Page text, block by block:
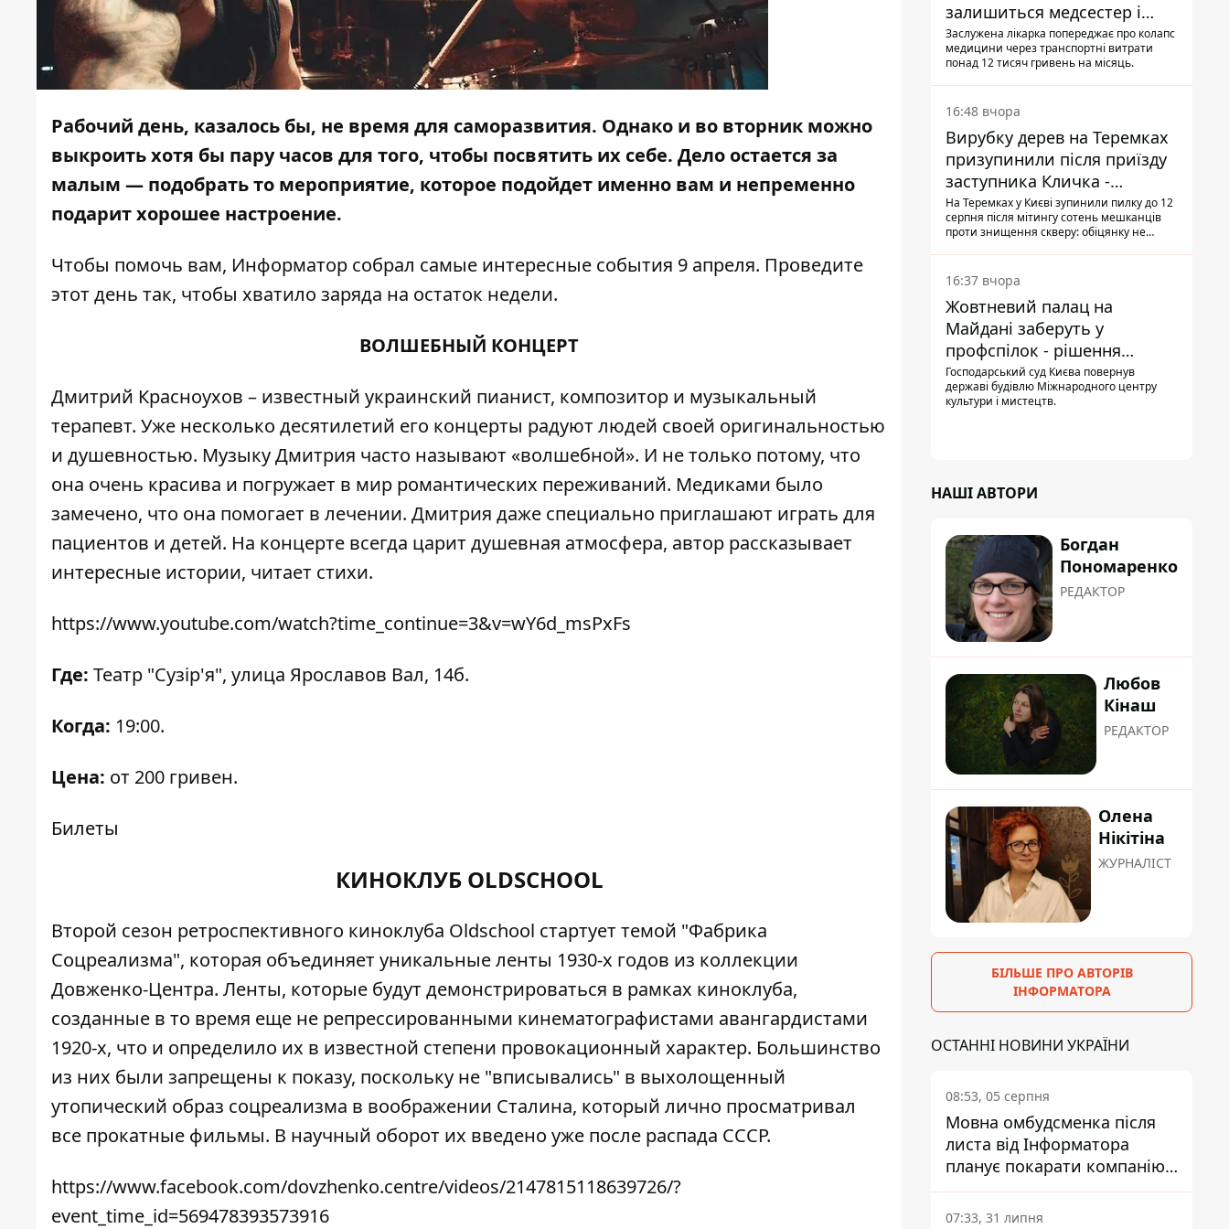
Рабочий день, казалось бы, не время для саморазвития. Однако и во вторник можно
выкроить хотя бы пару часов для того, чтобы посвятить их себе. Дело остается за
малым — подобрать то мероприятие, которое подойдет именно вам и непременно
подарит хорошее настроение.
Чтобы помочь вам, Информатор собрал самые интересные события 9 апреля. Проведите
этот день так, чтобы хватило заряда на остаток недели.
ВОЛШЕБНЫЙ КОНЦЕРТ
Дмитрий Красноухов – известный украинский пианист, композитор и музыкальный
терапевт. Уже несколько десятилетий его концерты радуют людей своей оригинальностью
и душевностью. Музыку Дмитрия часто называют «волшебной». И не только потому, что
она очень красива и погружает в мир романтических переживаний. Медиками было
замечено, что она помогает в лечении. Дмитрия даже специально приглашают играть для
пациентов и детей. На концерте всегда царит душевная атмосфера, автор рассказывает
интересные истории, читает стихи.
https://www.youtube.com/watch?time_continue=3&v=wY6d_msPxFs
Где: Театр "Сузір'я", улица Ярославов Вал, 14б.
Когда: 19:00.
Цена: от 200 гривен.
Билеты
КИНОКЛУБ OLDSCHOOL
Второй сезон ретроспективного киноклуба Oldschool стартует темой "Фабрика
Соцреализма", которая объединяет уникальные ленты 1930-х годов из коллекции
Довженко-Центра. Ленты, которые будут демонстрироваться в рамках киноклуба,
созданные в то время еще не репрессированными кинематографистами авангардистами
1920-х, что и определило их в известной степени провокационный характер. Большинство
из них были запрещены к показу, поскольку не "вписывались" в выхолощенный
утопический образ соцреализма в воображении Сталина, который лично просматривал
все прокатные фильмы. В научный оборот их введено уже после распада СССР.
https://www.facebook.com/dovzhenko.centre/videos/2147815118639726/?
event_time_id=569478393573916
залишиться медсестер і
санітарок - професор
Голубовська
Заслужена лікарка попереджає про колапс
медицини через транспортні витрати
понад 12 тисяч гривень на місяць.
16:48 вчора
Вирубку дерев на Теремках
призупинили після приїзду
заступника Кличка -
почався діалог
На Теремках у Києві зупинили пилку до 12
серпня після мітингу сотень мешканців
проти знищення скверу: обіцянку не
прибув налагодити комунікацію
16:37 вчора
Жовтневий палац на
Майдані заберуть у
профспілок - рішення
Господарського суду
Господарський суд Києва повернув
державі будівлю Міжнародного центру
культури і мистецтв.
НАШІ АВТОРИ
Богдан
Пономаренко
РЕДАКТОР
Любов
Кінаш
РЕДАКТОР
Олена
Нікітіна
ЖУРНАЛІСТ
БІЛЬШЕ ПРО АВТОРІВ
ІНФОРМАТОРА
ОСТАННІ НОВИНИ УКРАЇНИ
08:53, 05 серпня
Мовна омбудсменка після
листа від Інформатора
планує покарати компанію-
підрядника ПриватБанку
07:33, 31 липня